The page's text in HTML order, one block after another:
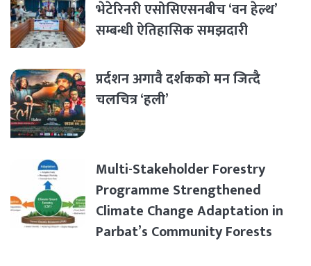
भेटेरिनरी एसोसिएसनबीच ‘वन हेल्थ’
सम्बन्धी ऐतिहासिक समझदारी
प्रर्दशन अगावै दर्शकको मन जित्दै
चलचित्र ‘हली’
Multi-Stakeholder Forestry
Programme Strengthened
Climate Change Adaptation in
Parbat’s Community Forests